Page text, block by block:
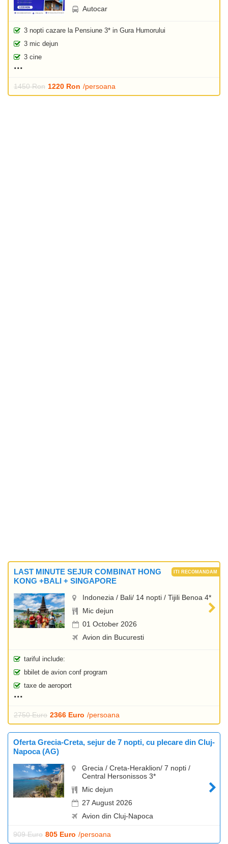
Autocar
3 nopti cazare la Pensiune 3* in Gura Humorului
3 mic dejun
3 cine
1450 Ron 1220 Ron /persoana
LAST MINUTE SEJUR COMBINAT HONG
KONG +BALI + SINGAPORE
Indonezia / Bali/ 14 nopti / Tijili Benoa 4*
Mic dejun
01 October 2026
Avion din Bucuresti
tariful include:
bbilet de avion conf program
taxe de aeroport
2750 Euro 2366 Euro /persoana
Oferta Grecia-Creta, sejur de 7 nopti, cu plecare din Cluj-
Napoca (AG)
Grecia / Creta-Heraklion/ 7 nopti /
Central Hersonissos 3*
Mic dejun
27 August 2026
Avion din Cluj-Napoca
909 Euro 805 Euro /persoana